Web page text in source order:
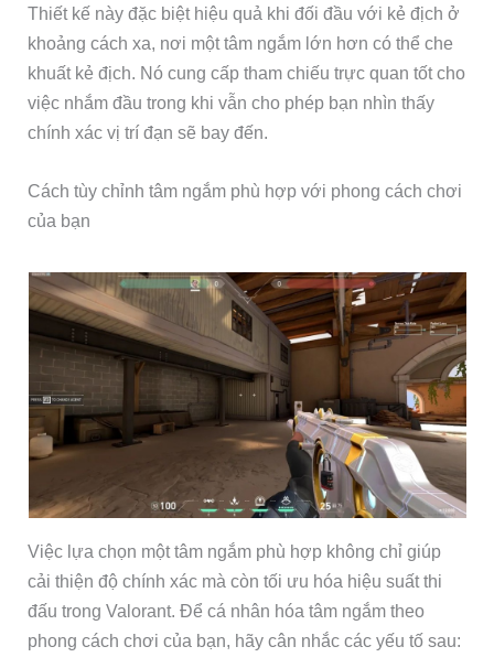
Thiết kế này đặc biệt hiệu quả khi đối đầu với kẻ địch ở
khoảng cách xa, nơi một tâm ngắm lớn hơn có thể che
khuất kẻ địch. Nó cung cấp tham chiếu trực quan tốt cho
việc nhắm đầu trong khi vẫn cho phép bạn nhìn thấy
chính xác vị trí đạn sẽ bay đến.
Cách tùy chỉnh tâm ngắm phù hợp với phong cách chơi
của bạn
Việc lựa chọn một tâm ngắm phù hợp không chỉ giúp
cải thiện độ chính xác mà còn tối ưu hóa hiệu suất thi
đấu trong Valorant. Để cá nhân hóa tâm ngắm theo
phong cách chơi của bạn, hãy cân nhắc các yếu tố sau: